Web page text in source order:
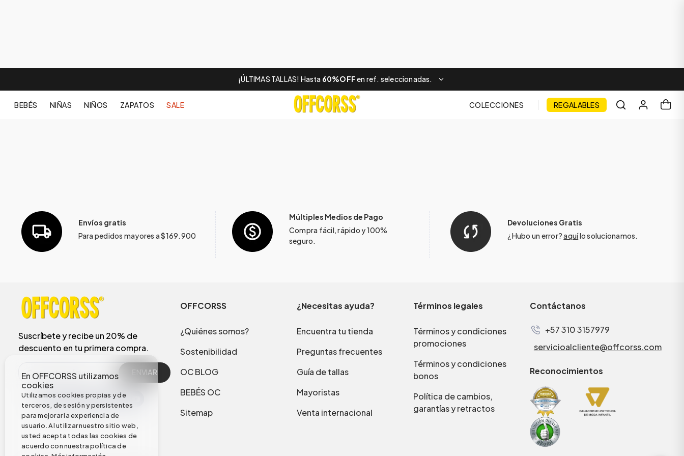
¡ÚLTIMAS TALLAS! Hasta 60%OFFen ref. seleccionadas.
BEBÉS NIÑAS NIÑOS ZAPATOS SALE COLECCIONES REGALABLES
En OFFCORSS utilizamos
cookies
Utilizamos cookies propias y de
terceros, de sesión y persistentes
para mejorar la experiencia de
usuario. Al utilizar nuestro sitio web,
usted acepta todas las cookies de
acuerdo con nuestra política de
Envíos gratis
Para pedidos mayores a $169.900
Múltiples Medios de Pago
Compra fácil, rápido y 100%
seguro.
Devoluciones Gratis
¿Hubo un error?aquílo solucionamos.
Suscríbete y recibe un 20% de
descuento en tu primera compra.
ENVIAR
OFFCORSS
¿Quiénes somos?
Sostenibilidad
OC BLOG
BEBÉS OC
Sitemap
¿Necesitas ayuda?
Encuentra tu tienda
Preguntas frecuentes
Guía de tallas
Mayoristas
Venta internacional
Términos legales
Términos y condiciones
promociones
Términos y condiciones
bonos
Política de cambios,
garantías y retractos
Contáctanos
+57 310 3157979
servicioalcliente@offcorss.com
Reconocimientos